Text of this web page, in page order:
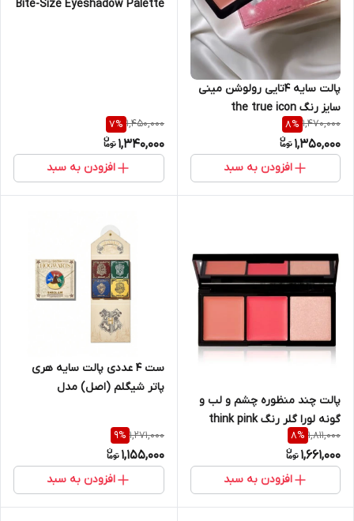
پالت سایه ۴تایی رولوشن مینی
سایز رنگ the true icon
1,470,000
8%
1,350,000
افزودن به سبد
Bite-Size Eyeshadow Palette
1,450,000
7%
1,340,000
افزودن به سبد
پالت چند منظوره چشم و لب و
گونه لورا گلر رنگ think pink
فولسایز (اصل)
1,811,000
8%
1,661,000
افزودن به سبد
ست 4 عددی پالت سایه هری
پاتر شیگلم (اصل) مدل
1,271,000
9%
1,155,000
افزودن به سبد